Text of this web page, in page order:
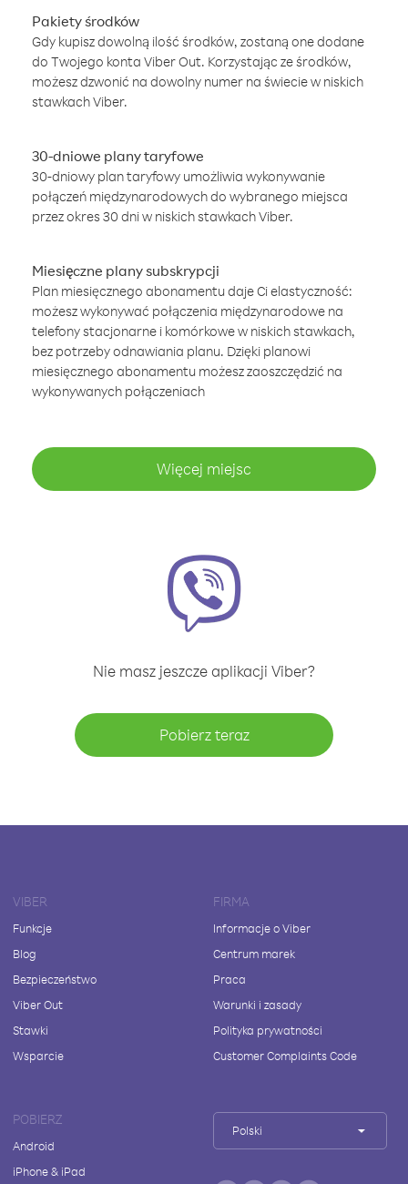
Pakiety środków
Gdy kupisz dowolną ilość środków, zostaną one dodane
do Twojego konta Viber Out. Korzystając ze środków,
możesz dzwonić na dowolny numer na świecie w niskich
stawkach Viber.
30-dniowe plany taryfowe
30-dniowy plan taryfowy umożliwia wykonywanie
połączeń międzynarodowych do wybranego miejsca
przez okres 30 dni w niskich stawkach Viber.
Miesięczne plany subskrypcji
Plan miesięcznego abonamentu daje Ci elastyczność:
możesz wykonywać połączenia międzynarodowe na
telefony stacjonarne i komórkowe w niskich stawkach,
bez potrzeby odnawiania planu. Dzięki planowi
miesięcznego abonamentu możesz zaoszczędzić na
wykonywanych połączeniach
Więcej miejsc
Nie masz jeszcze aplikacji Viber?
Pobierz teraz
VIBER
Funkcje
Blog
Bezpieczeństwo
Viber Out
Stawki
Wsparcie
FIRMA
Informacje o Viber
Centrum marek
Praca
Warunki i zasady
Polityka prywatności
Customer Complaints Code
POBIERZ
Android
iPhone & iPad
Polski